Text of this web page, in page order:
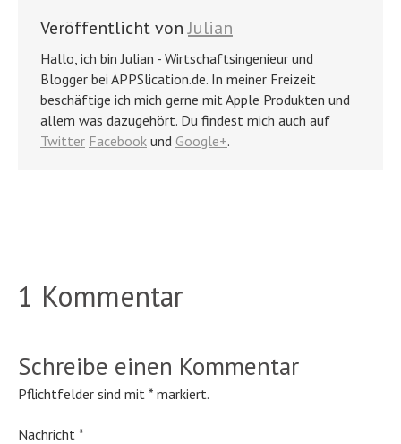
Veröffentlicht vonJulian
Hallo, ich bin Julian - Wirtschaftsingenieur und
Blogger bei APPSlication.de. In meiner Freizeit
beschäftige ich mich gerne mit Apple Produkten und
allem was dazugehört. Du findest mich auch auf
Twitter Facebook und Google+.
1 Kommentar
Schreibe einen Kommentar
Pflichtfelder sind mit * markiert.
Nachricht *